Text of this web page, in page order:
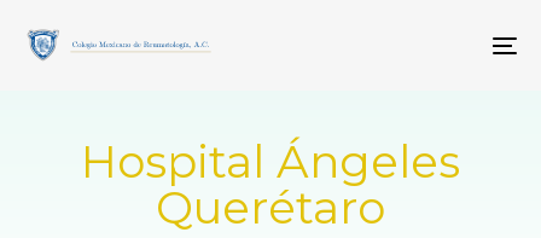
links
primary
Hospital Ángeles
Querétaro